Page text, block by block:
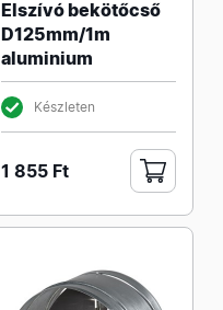
Elszívó bekötőcső
D125mm/1m
aluminium
Készleten
1 855 Ft